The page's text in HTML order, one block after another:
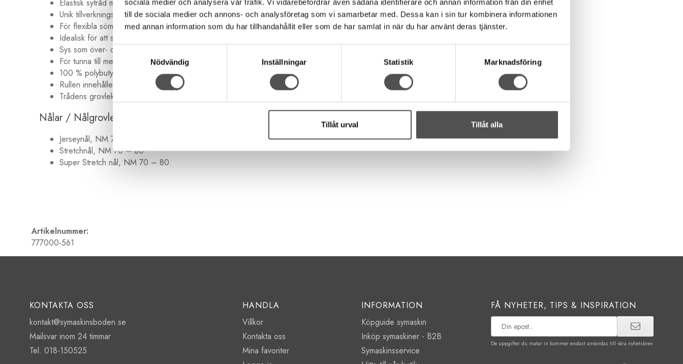
sociala medier och analysera vår trafik. Vi vidarebefordrar även sådana identifierare och annan information från din enhet
till de sociala medier och annons- och analysföretag som vi samarbetar med. Dessa kan i sin tur kombinera informationen
med annan information som du har tillhandahållit eller som de har samlat in när du har använt deras tjänster.
Samtyckesval
Nödvändig
Inställningar Statistik Marknadsföring
Tillåt urval Tillåt alla
Elastisk sytråd med extra hög stretch
Unik tillverkningsteknik med Micro Core Technology®
För flexibla sömmar med raksöm - upp till 80 % sömsträckning
Idealisk för att sy runda halsringningar
Sys som över- och undertråd
För tunna till medeltjocka tyger
100 % polybutylene terephthalate (PBT)
Rullen innehåller 150 meter tråd
Trådens grovlek är No. 120
Nålar / Nålgrovlek
Jerseynål, NM 70 – 80
Stretchnål, NM 70 – 80
Super Stretch nål, NM 70 – 80
Artikelnummer:
777000-561
KONTAKTA OSS
kontakt@symaskinsboden.se
Mailsvar inom 24 timmar
Tel. 018-150525
HANDLA
Villkor
Kontakta oss
Mina favoriter
INFORMATION
Köpguide symaskin
Inköp symaskiner - B2B
Symaskinsservice
FÅ NYHETER, TIPS & INSPIRATION
De uppgifter du matar in kommer endast användas till våra nyhetsbrev.